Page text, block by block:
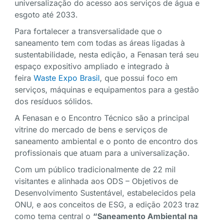
universalização do acesso aos serviços de água e
esgoto até 2033.
Para fortalecer a transversalidade que o
saneamento tem com todas as áreas ligadas à
sustentabilidade, nesta edição, a Fenasan terá seu
espaço expositivo ampliado e integrado à
feira Waste Expo Brasil, que possui foco em
serviços, máquinas e equipamentos para a gestão
dos resíduos sólidos.
A Fenasan e o Encontro Técnico são a principal
vitrine do mercado de bens e serviços de
saneamento ambiental e o ponto de encontro dos
profissionais que atuam para a universalização.
Com um público tradicionalmente de 22 mil
visitantes e alinhada aos ODS – Objetivos de
Desenvolvimento Sustentável, estabelecidos pela
ONU, e aos conceitos de ESG, a edição 2023 traz
como tema central o “Saneamento Ambiental na